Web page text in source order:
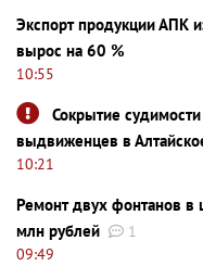
Экспорт продукции АПК
вырос на 60 %
10:55
Сокрытие
выдвиженцев в
10:21
Ремонт двух фонтанов в
млн рублей
1
09:49